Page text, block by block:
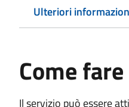
Ulteriori
Come fare
Il servizio può essere